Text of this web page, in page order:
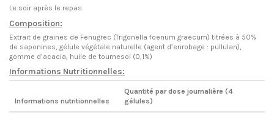
Le soir après le repas
Composition:
Extrait de graines de Fenugrec (Trigonella foenum graecum) titrées à 50%
de saponines, gélule végétale naturelle (agent d’enrobage : pullulan),
gomme d’acacia, huile de tournesol (0,1%)
Informations Nutritionnelles:
Informations nutritionnelles
Quantité par dose journalière (4
gélules)